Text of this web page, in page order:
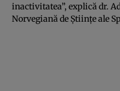
inactivitatea”, explică dr.
Norvegiană de Științe ale